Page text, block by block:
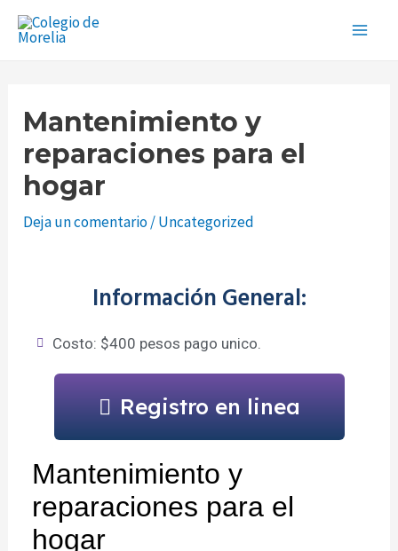
Main
Mantenimiento y
reparaciones para el
hogar
Deja un comentario/Uncategorized
Información General:
Costo: $400 pesos pago unico.
Registro en linea
Navegación
de